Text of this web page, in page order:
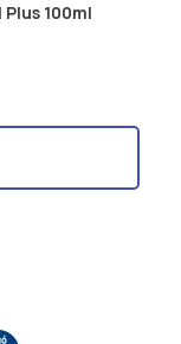
100ml